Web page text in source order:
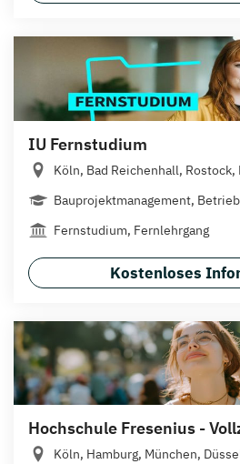
IU Fernstudium
Köln, Bad Reichenhall,
Bauprojektmanagement,
Fernstudium, Fernlehrgang
Kostenloses
Hochschule Fresenius -
Köln, Hamburg, München,